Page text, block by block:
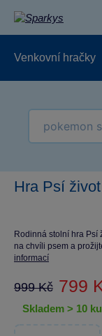
Venkovní hračky
Hra Psí život
Rodinná stolní hra Psí
na chvíli psem a
informací
999 Kč 799
skladem > 10